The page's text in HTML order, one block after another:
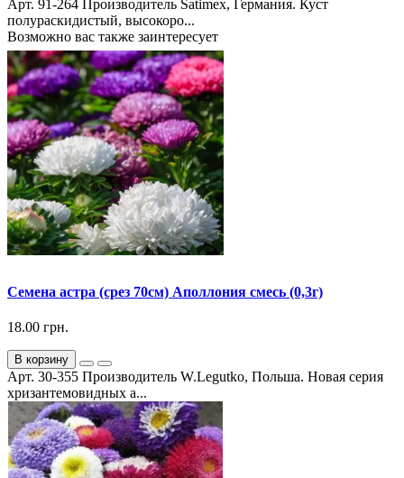
Арт. 91-264 Производитель Satimex, Германия. Куст
полураскидистый, высокоро...
Возможно вас также заинтересует
Семена астра (срез 70см) Аполлония смесь (0,3г)
18.00 грн.
В корзину
Арт. 30-355 Производитель W.Legutko, Польша. Новая серия
хризантемовидных а...